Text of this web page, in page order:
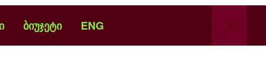
ბიუჯეტი ENG